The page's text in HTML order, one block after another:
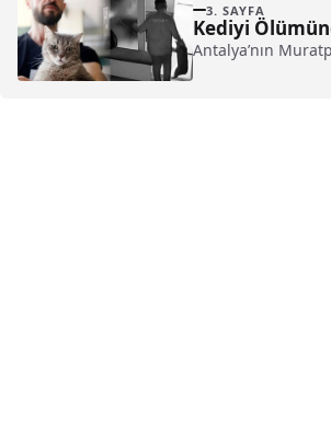
3. SAYFA
Kediyi
Antalya’nın